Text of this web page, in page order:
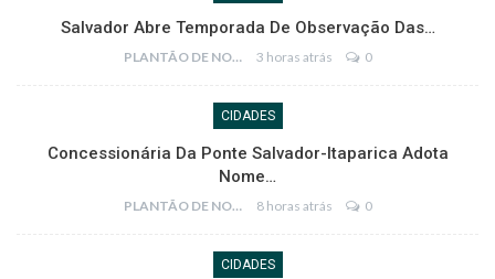
Salvador Abre Temporada De Observação Das…
PLANTÃO DE NOTÍCIAS 3 horas atrás 0
CIDADES
Concessionária Da Ponte Salvador-Itaparica Adota
Nome…
PLANTÃO DE NOTÍCIAS 8 horas atrás 0
CIDADES